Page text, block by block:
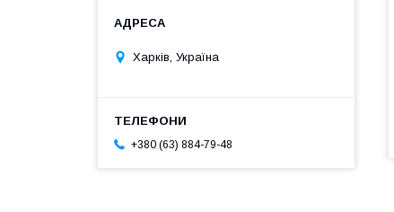
Харків, Україна
+380 (63) 884-79-48